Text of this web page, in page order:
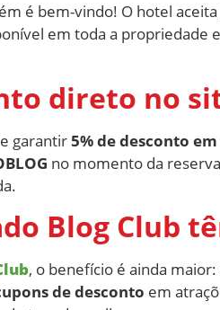
é bem-vindo! O hotel aceita
em toda a
direto no
garantir5% de desconto
no momento da
Blog Club
, o benefício é ainda maior:
de desconto em